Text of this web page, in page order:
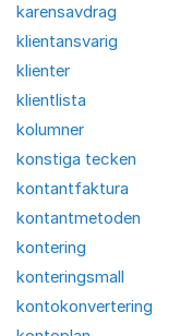
karensavdrag
klientansvarig
klienter
klientlista
kolumner
konstiga tecken
kontantfaktura
kontantmetoden
kontering
konteringsmall
kontokonvertering